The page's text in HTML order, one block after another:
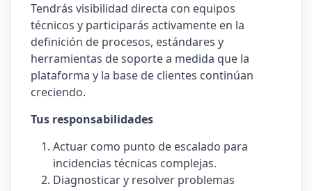
Tendrás visibilidad directa con equipos
técnicos y participarás activamente en la
definición de procesos, estándares y
herramientas de soporte a medida que la
plataforma y la base de clientes continúan
creciendo.
Tus responsabilidades
Actuar como punto de escalado para
incidencias técnicas complejas.
Diagnosticar y resolver problemas